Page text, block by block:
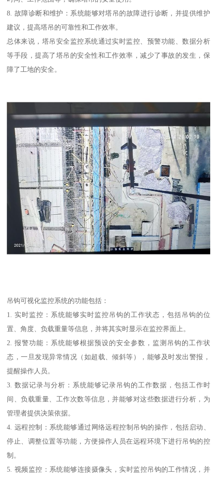
8. 故障诊断和维护：系统能够对塔吊的故障进行诊断，并提供维护
建议，提高塔吊的可靠性和工作效率。
总体来说，塔吊安全监控系统通过实时监控、预警功能、数据分析
等手段，提高了塔吊的安全性和工作效率，减少了事故的发生，保
障了工地的安全。
吊钩可视化监控系统的功能包括：
1. 实时监控：系统能够实时监控吊钩的工作状态，包括吊钩的位
置、角度、负载重量等信息，并将其实时显示在监控界面上。
2. 报警功能：系统能够根据预设的安全参数，监测吊钩的工作状
态，一旦发现异常情况（如超载、倾斜等），能够及时发出警报，
提醒操作人员。
3. 数据记录与分析：系统能够记录吊钩的工作数据，包括工作时
间、负载重量、工作次数等信息，并能够对这些数据进行分析，为
管理者提供决策依据。
4. 远程控制：系统能够通过网络远程控制吊钩的操作，包括启动、
停止、调整位置等功能，方便操作人员在远程环境下进行吊钩的控
制。
5. 视频监控：系统能够连接摄像头，实时监控吊钩的工作情况，并